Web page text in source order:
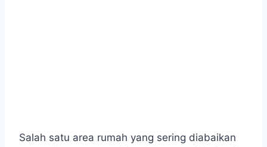
Salah satu area rumah yang sering diabaikan